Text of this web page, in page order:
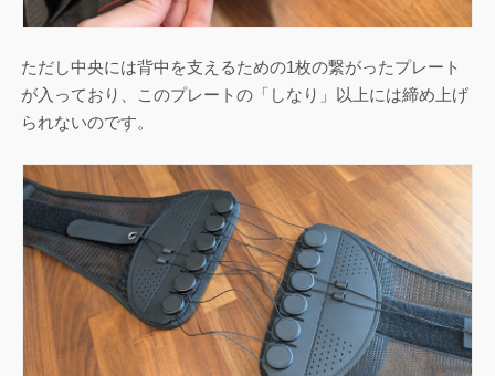
ただし中央には背中を支えるための1枚の繋がったプレート
が入っており、このプレートの「しなり」以上には締め上げ
られないのです。